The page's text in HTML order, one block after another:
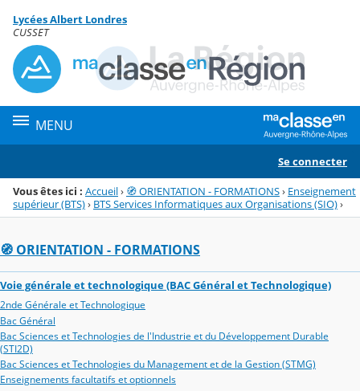
Menu de la rubrique
Contenu
Lycées Albert Londres
CUSSET
MENU
Se connecter
Vous êtes ici : Accueil› 🧭 ORIENTATION - FORMATIONS› Enseignement
supérieur (BTS)› BTS Services Informatiques aux Organisations (SIO)›
🧭 ORIENTATION - FORMATIONS
Voie générale et technologique (BAC Général et Technologique)
2nde Générale et Technologique
Bac Général
Bac Sciences et Technologies de l'Industrie et du Développement Durable
(STI2D)
Bac Sciences et Technologies du Management et de la Gestion (STMG)
Enseignements facultatifs et optionnels